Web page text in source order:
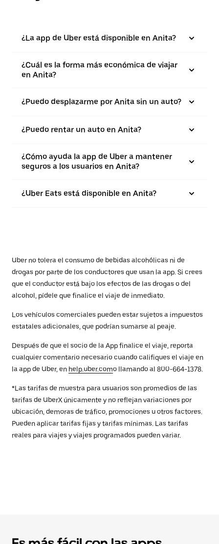
¿La app de Uber está disponible en Anita?
¿Cuál es la forma más económica de viajar
en Anita?
¿Puedo desplazarme por Anita sin un auto?
¿Puedo rentar un auto en Anita?
¿Cómo ayuda la app de Uber a mantener
seguros a los usuarios en Anita?
¿Uber Eats está disponible en Anita?
Uber no tolera el consumo de bebidas alcohólicas ni de
drogas por parte de los conductores que usan la app. Si crees
que el conductor está bajo los efectos de las drogas o del
alcohol, pídele que finalice el viaje de inmediato.
Los vehículos comerciales pueden estar sujetos a impuestos
estatales adicionales, que podrían sumarse al peaje.
Después de que el socio de la App finalice el viaje, reporta
cualquier comentario necesario cuando califiques el viaje en
la app de Uber, en help.uber.como llamando al 800-664-1378.
*Las tarifas de muestra para usuarios son promedios de las
tarifas de UberX únicamente y no reflejan variaciones por
ubicación, demoras de tráfico, promociones u otros factores.
Pueden aplicar tarifas fijas y tarifas mínimas. Las tarifas
reales para viajes y viajes programados pueden variar.